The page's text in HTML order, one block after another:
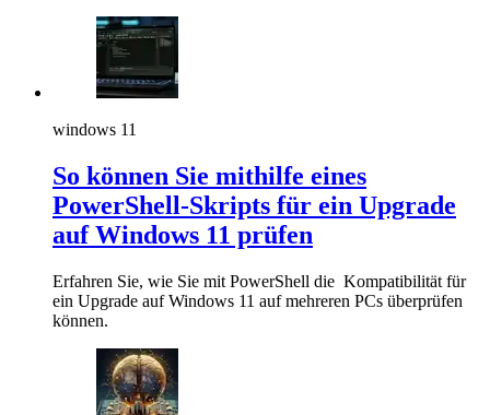
windows 11
So können Sie mithilfe eines
PowerShell-Skripts für ein Upgrade
auf Windows 11 prüfen
Erfahren Sie, wie Sie mit PowerShell die Kompatibilität für
ein Upgrade auf Windows 11 auf mehreren PCs überprüfen
können.